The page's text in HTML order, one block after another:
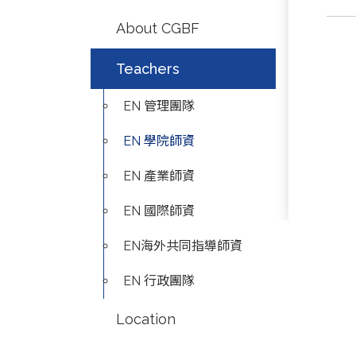
About CGBF
Teachers
EN 管理團隊
EN 學院師資
EN 產業師資
EN 國際師資
EN海外共同指導師資
EN 行政團隊
Location